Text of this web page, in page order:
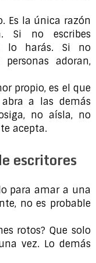
Es la única razón
Si no escribes
lo harás. Si no
adoran,
propio, es el que
a las demás
no aísla, no
acepta.
escritores
para amar a una
no es probable
rotos? Que solo
vez. Lo demás